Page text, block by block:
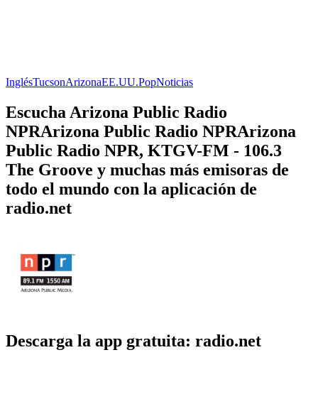
InglésTucsonArizonaEE.UU.PopNoticias
Escucha Arizona Public Radio
NPRArizona Public Radio NPRArizona
Public Radio NPR, KTGV-FM - 106.3
The Groove y muchas más emisoras de
todo el mundo con la aplicación de
radio.net
Descarga la app gratuita: radio.net